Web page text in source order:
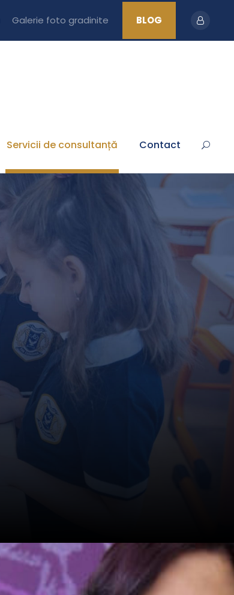
Galerie foto gradinite BLOG
Servicii de consultanță Contact